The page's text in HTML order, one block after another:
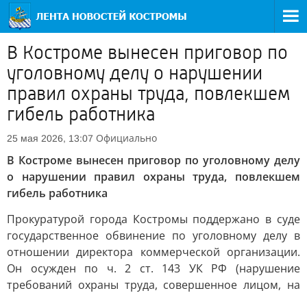
В Костроме вынесен приговор по
уголовному делу о нарушении
правил охраны труда, повлекшем
гибель работника
25 мая 2026, 13:07 Официально
В Костроме вынесен приговор по уголовному делу
о нарушении правил охраны труда, повлекшем
гибель работника
Прокуратурой города Костромы поддержано в суде
государственное обвинение по уголовному делу в
отношении директора коммерческой организации.
Он осужден по ч. 2 ст. 143 УК РФ (нарушение
требований охраны труда, совершенное лицом, на